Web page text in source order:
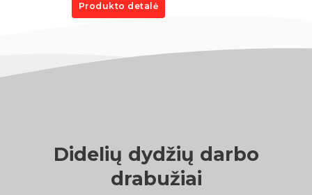
Produkto detalė
Didelių dydžių darbo
drabužiai